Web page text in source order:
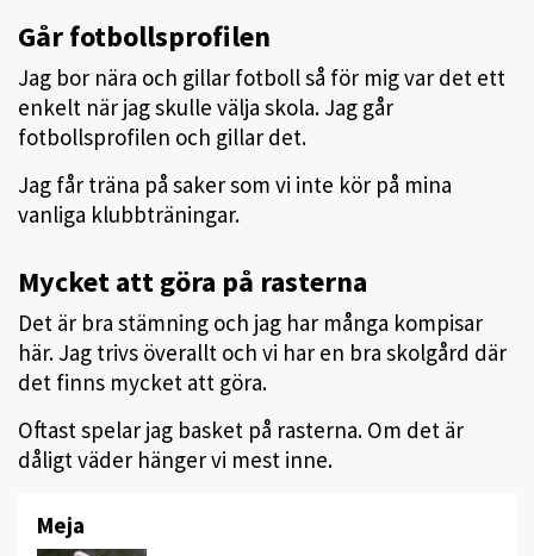
Går fotbollsprofilen
Jag bor nära och gillar fotboll så för mig var det ett
enkelt när jag skulle välja skola. Jag går
fotbollsprofilen och gillar det.
Jag får träna på saker som vi inte kör på mina
vanliga klubbträningar.
Mycket att göra på rasterna
Det är bra stämning och jag har många kompisar
här. Jag trivs överallt och vi har en bra skolgård där
det finns mycket att göra.
Oftast spelar jag basket på rasterna. Om det är
dåligt väder hänger vi mest inne.
Meja